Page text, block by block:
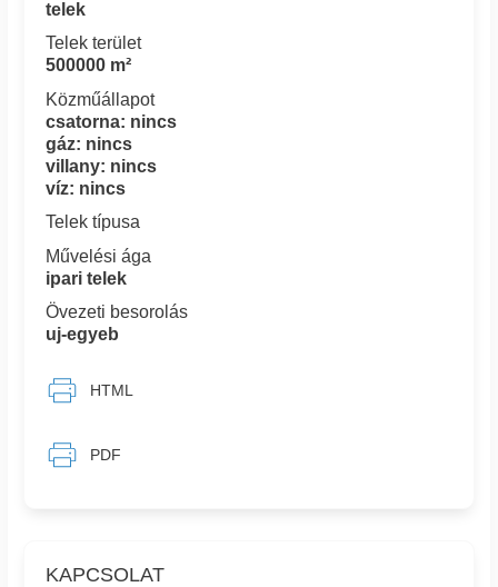
KAPCSOLAT
telek
Telek terület
500000 m²
Közműállapot
csatorna: nincs
gáz: nincs
villany: nincs
víz: nincs
Telek típusa
Művelési ága
ipari telek
Övezeti besorolás
uj-egyeb
HTML
PDF